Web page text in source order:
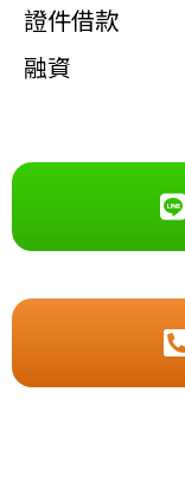
證件借款
融資